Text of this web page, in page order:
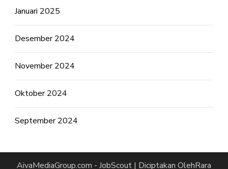
Januari 2025
Desember 2024
November 2024
Oktober 2024
September 2024
AivaMediaGroup.com - JobScout | Diciptakan OlehRara